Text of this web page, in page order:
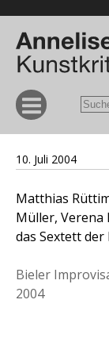
10. Juli 2004
Matthias
Müller, Verena
das Sextett
Bieler
2004